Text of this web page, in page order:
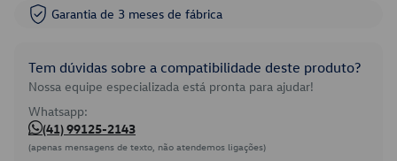
Garantia de 3 meses de fábrica
Tem dúvidas sobre a compatibilidade deste produto?
Nossa equipe especializada está pronta para ajudar!
Whatsapp:
(41) 99125-2143
(apenas mensagens de texto, não atendemos ligações)